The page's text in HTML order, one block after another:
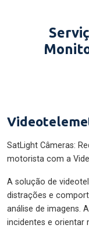
SatLight Câmeras:
motorista com a
A solução de
distrações e
análise de imagens.
incidentes e orientar